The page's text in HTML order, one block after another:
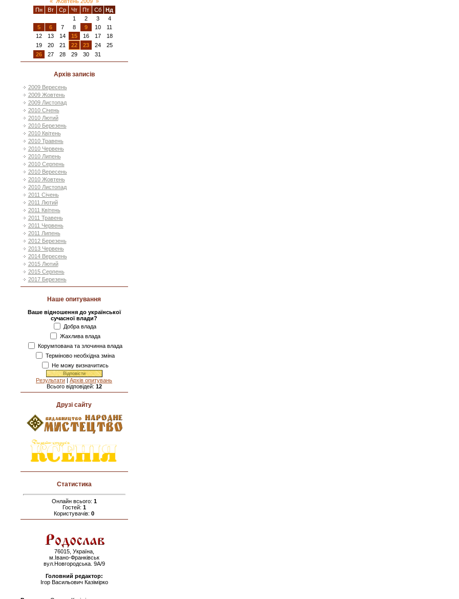
Пн
Вт Ср Чт Пт Сб
Нд
1
2 3
4
5
6 7 8 9 10
11
12
13 14 15 16 17
18
19
20 21 22 23 24
25
26
27 28 29 30 31
Архів записів
2009 Вересень
2009 Жовтень
2009 Листопад
2010 Січень
2010 Лютий
2010 Березень
2010 Квітень
2010 Травень
2010 Червень
2010 Липень
2010 Серпень
2010 Вересень
2010 Жовтень
2010 Листопад
2011 Січень
2011 Лютий
2011 Квітень
2011 Травень
2011 Червень
2011 Липень
2012 Березень
2013 Червень
2014 Вересень
2015 Лютий
2015 Серпень
2017 Березень
Наше опитування
Ваше відношення до української
сучасної влади?
Добра влада
Жахлива влада
Корумпована та злочинна влада
Терміново необхідна зміна
Не можу визначитись
Результати | Архів опитувань
Всього відповідей: 12
Друзі сайту
Статистика
Онлайн всього: 1
Гостей: 1
Користувачів: 0
76015, Україна,
м.Івано-Франківськ
вул.Новгородська. 9А/9
Головний редактор:
Ігор Васильович Казімірко